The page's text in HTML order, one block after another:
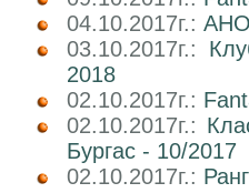
04.10.2017г.:
03.10.2017г.:
2018
02.10.2017г.:
02.10.2017г.:
Бургас - 10/2017
02.10.2017г.: